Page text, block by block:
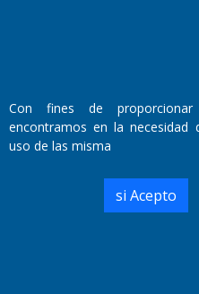
Domicilio Legal: José Ingenieros 855,
Número de Registro DNDA:
RL-2019-55551274-APN-DNDA#MJ
Con fines de
encontramos en la necesidad
uso de las misma
si Acepto